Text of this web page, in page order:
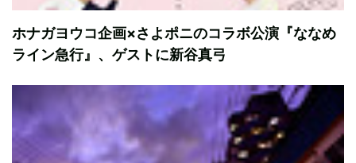
ホナガヨウコ企画×さよポニのコラボ公演『ななめ
ライン急行』、ゲストに新谷真弓